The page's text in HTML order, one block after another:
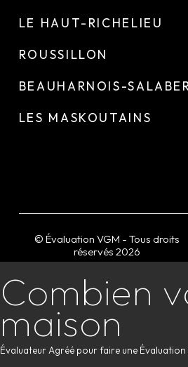
LE HAUT-RICHELIEU
ROUSSILLON
BEAUHARNOIS-
LES MASKOUTAINS
© Évaluation VGM - Tous droits
réservés 2026
Combien
maison
Évaluateur Agréé pour faire une Évaluation